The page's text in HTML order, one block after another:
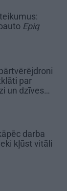
Epiq
par
un dzīves
darba
kļūst vitāli